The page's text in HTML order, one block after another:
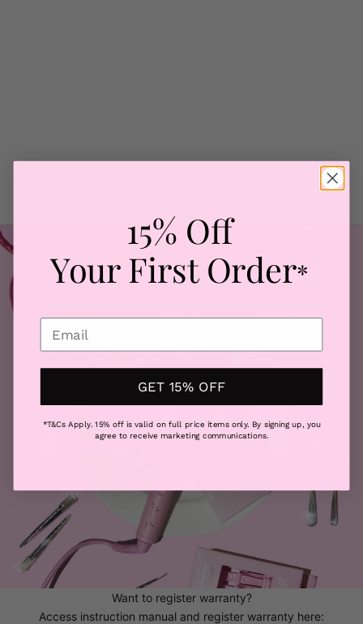
Want to register warranty?
Access instruction manual and register warranty here:
15% Off
Your First Order*
GET 15% OFF
*T&Cs Apply. 15% off is valid on full price items only. By signing up, you
agree to receive marketing communications.